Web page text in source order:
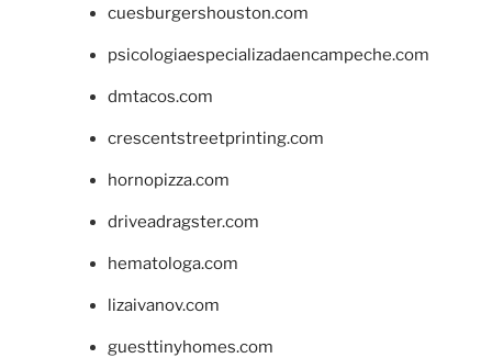
cuesburgershouston.com
psicologiaespecializadaencampeche.com
dmtacos.com
crescentstreetprinting.com
hornopizza.com
driveadragster.com
hematologa.com
lizaivanov.com
guesttinyhomes.com